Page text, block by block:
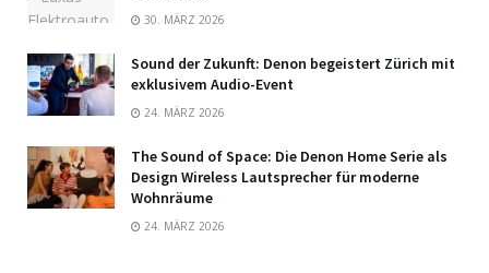
30. MÄRZ 2026
Sound der Zukunft: Denon begeistert Zürich mit
exklusivem Audio-Event
24. MÄRZ 2026
The Sound of Space: Die Denon Home Serie als
Design Wireless Lautsprecher für moderne
Wohnräume
24. MÄRZ 2026